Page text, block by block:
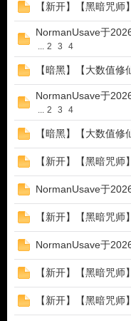
【新开】【黑暗咒
NormanUsave于
... 2 3 4
【暗黑】【大数值修
NormanUsave于
... 2 3 4
【暗黑】【大数值修
【新开】【黑暗咒
NormanUsave于
【新开】【黑暗咒
NormanUsave于
【新开】【黑暗咒
【新开】【黑暗咒师